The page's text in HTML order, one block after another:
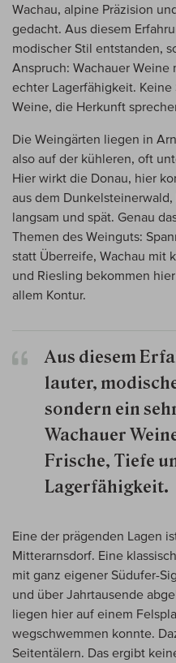
Wachau, alpine Präzision
gedacht. Aus diesem
modischer Stil entstanden,
Anspruch: Wachauer Weine
echter Lagerfähigkeit.
Weine, die Herkunft
Die Weingärten liegen in
also auf der kühleren, oft
Hier wirkt die Donau, hier
aus dem
langsam und spät. Genau
Themen des Weinguts:
statt Überreife, Wachau mit
und Riesling bekommen
allem Kontur.
Aus diesem
lauter,
sondern ein
Wachauer
Frische, Tiefe
Lagerfähigkeit.
Eine der prägenden Lagen
Mitterarnsdorf. Eine
mit ganz eigener Südufer-
und über Jahrtausende
liegen hier auf einem
wegschwemmen konnte.
Seitentälern. Das ergibt